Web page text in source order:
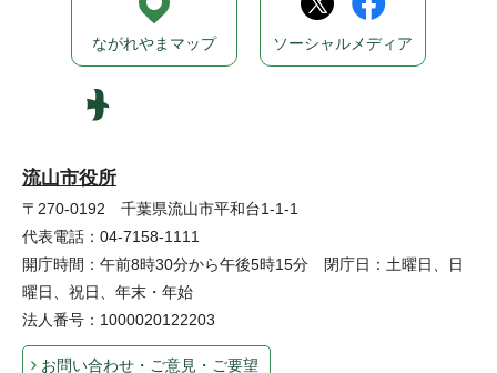
流山市役所
〒270-0192 千葉県流山市平和台1-1-1
代表電話：04-7158-1111
開庁時間：午前8時30分から午後5時15分 閉庁日：土曜日、日
曜日、祝日、年末・年始
法人番号：1000020122203
お問い合わせ・ご意見・ご要望
ながれやまマップ ソーシャルメディア